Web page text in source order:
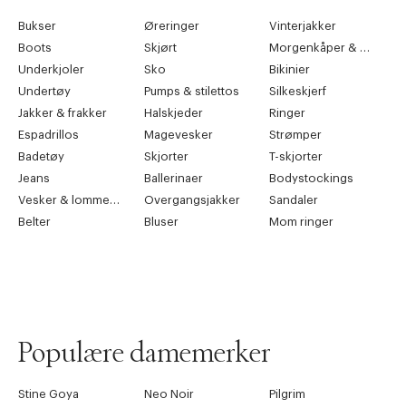
Bukser Øreringer
Vinterjakker
Boots
Skjørt
Morgenkåper & kimonoer
Underkjoler
Sko
Bikinier
Undertøy
Pumps & stilettos
Silkeskjerf
Jakker & frakker
Halskjeder
Ringer
Espadrillos
Magevesker
Strømper
Badetøy
Skjorter
T-skjorter
Jeans
Ballerinaer
Bodystockings
Vesker & lommebøker
Overgangsjakker
Sandaler
Belter
Bluser Mom ringer
Populære damemerker
Stine Goya Neo Noir
Pilgrim